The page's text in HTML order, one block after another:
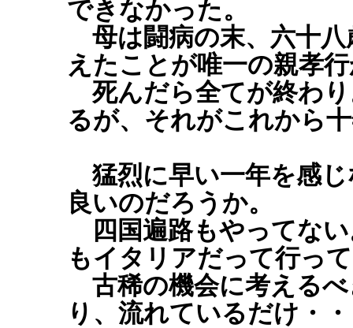
できなかった。
母は闘病の末、六十八
えたことが唯一の親孝
死んだら全てが終わ
るが、それがこれから
猛烈に早い一年を感
良いのだろうか。
四国遍路もやってな
もイタリアだって行っ
古稀の機会に考える
り、流れているだけ・